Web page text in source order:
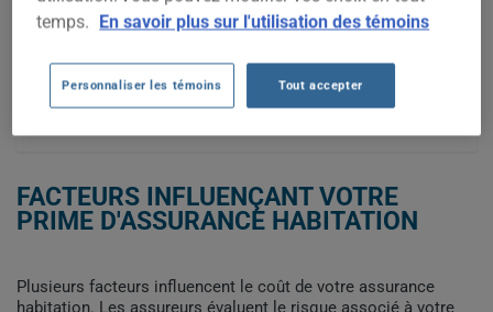
2020 2021 2022 2023 2024 2025
FACTEURS INFLUENÇANT VOTRE
PRIME D'ASSURANCE HABITATION
Plusieurs facteurs influencent le coût de votre assurance
habitation. Les assureurs évaluent le risque associé à votre
temps. En savoir plus sur l'utilisation des témoins
Personnaliser les témoins Tout accepter